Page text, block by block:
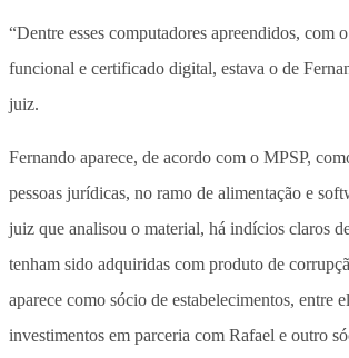
“Dentre esses computadores apreendidos, com
funcional e certificado digital, estava o de
juiz.
Fernando aparece, de acordo com o MPSP,
pessoas jurídicas, no ramo de alimentação e
juiz que analisou o material, há indícios claros
tenham sido adquiridas com produto de
aparece como sócio de estabelecimentos, entre
investimentos em parceria com Rafael e outro